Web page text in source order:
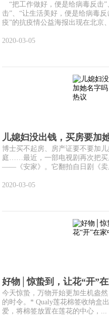
“把工作做好，便是给病毒反击”
击”、“让生活美好，便是给病毒
疫”的抗疫情公益海报出现在北京
2020-03-05
儿媳妇没出钱，买房要加
博士买不起房、房产证要不要加
庭……最近，一部电视剧再次把买
——《安家》。它翻拍自日剧《卖
2020-03-05
好物│惊蛰到，让花“开”
今天惊蛰，万物开始更加生机盎
的时令。* Qualy莲花棉签收纳盒
爱，将棉签放置在莲花的中心，...